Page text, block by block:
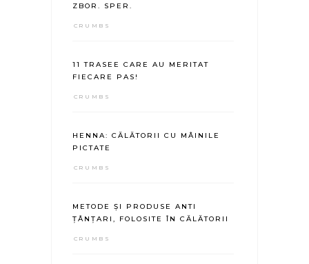
ZBOR. SPER.
CRUMBS
11 TRASEE CARE AU MERITAT
FIECARE PAS!
CRUMBS
HENNA: CĂLĂTORII CU MÂINILE
PICTATE
CRUMBS
METODE ȘI PRODUSE ANTI
ȚÂNȚARI, FOLOSITE ÎN CĂLĂTORII
CRUMBS